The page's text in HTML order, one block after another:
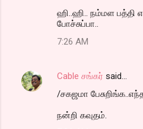
ஹி..ஹி.. நம்மள பத்தி
போச்சுப்பா..
7:26 AM
Cable சங்கர் said…
/சகஜமா
நன்றி கவுதம்.